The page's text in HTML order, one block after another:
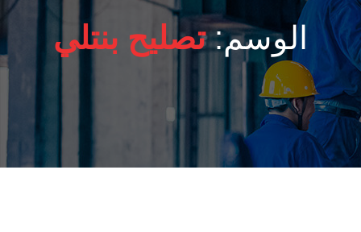
الوسم:تصليح بنتلي